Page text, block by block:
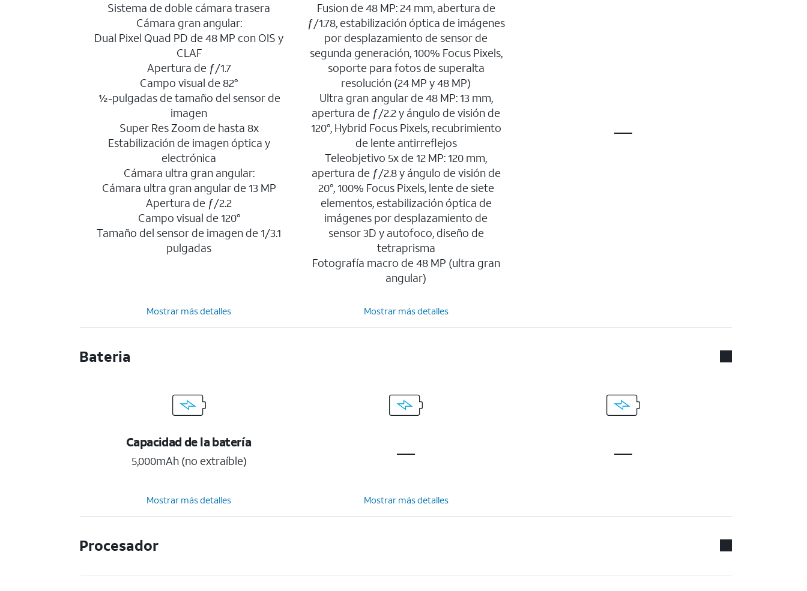
Sistema de doble cámara trasera
Cámara gran angular:
Dual Pixel Quad PD de 48 MP con OIS y
CLAF
Apertura de ƒ/1.7
Campo visual de 82°
½-pulgadas de tamaño del sensor de
imagen
Super Res Zoom de hasta 8x
Estabilización de imagen óptica y
electrónica
Cámara ultra gran angular:
Cámara ultra gran angular de 13 MP
Apertura de ƒ/2.2
Campo visual de 120°
Tamaño del sensor de imagen de 1/3.1
pulgadas
Fusion de 48 MP: 24 mm, abertura de
ƒ/1.78, estabilización óptica de imágenes
por desplazamiento de sensor de
segunda generación, 100% Focus Pixels,
soporte para fotos de superalta
resolución (24 MP y 48 MP)
Ultra gran angular de 48 MP: 13 mm,
apertura de ƒ/2.2 y ángulo de visión de
120°, Hybrid Focus Pixels, recubrimiento
de lente antirreflejos
Teleobjetivo 5x de 12 MP: 120 mm,
apertura de ƒ/2.8 y ángulo de visión de
20°, 100% Focus Pixels, lente de siete
elementos, estabilización óptica de
imágenes por desplazamiento de
sensor 3D y autofoco, diseño de
tetraprisma
Fotografía macro de 48 MP (ultra gran
angular)
Mostrar más detalles Mostrar más detalles
Bateria
Capacidad de la batería
5,000mAh (no extraíble)
Mostrar más detalles Mostrar más detalles
Procesador